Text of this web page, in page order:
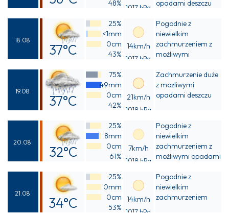
41°C
48% 1017 hPa opadami deszczu
18.08
37°C
42°C
25%
<1mm
0cm
43%
14km/h
1017 hPa
Pogodnie z
niewielkim
zachmurzeniem z
możliwymi
opadami deszczu
19.08
37°C
41°C
75%
49mm
0cm
42%
21km/h
1018 hPa
Zachmurzenie duże
z możliwymi
opadami deszczu
20.08
32°C
37°C
25%
8mm
0cm
61%
7km/h
1018 hPa
Pogodnie z
niewielkim
zachmurzeniem z
możliwymi opadami
21.08
34°C
25%
0mm
0cm
53%
14km/h
1017 hPa
Pogodnie z
niewielkim
zachmurzeniem